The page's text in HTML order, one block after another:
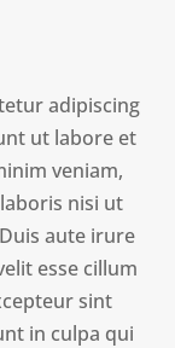
adipiscing
ut labore et
veniam,
nisi ut
aute irure
esse cillum
sint
in culpa qui